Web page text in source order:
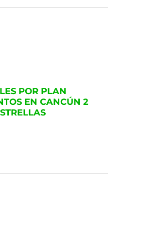
POR PLAN
EN CANCÚN 2